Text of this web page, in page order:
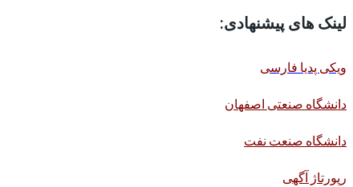
لینک های پیشنهادی:
ویکی پدیا فارسی
دانشگاه صنعتی اصفهان
دانشگاه صنعت نفت
رپورتاژ آگهی